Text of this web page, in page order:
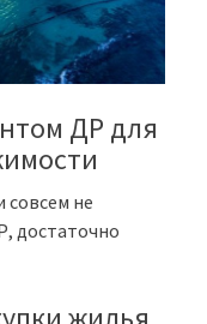
ДР для
не
достаточно